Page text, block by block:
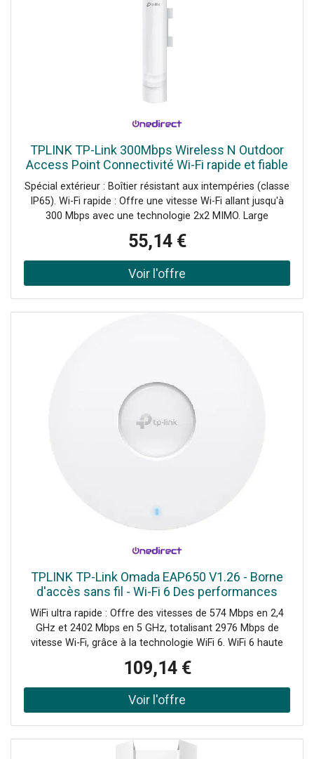
TPLINK TP-Link 300Mbps Wireless N Outdoor
Access Point Connectivité Wi-Fi rapide et fiable
en extérieur !
Spécial extérieur : Boîtier résistant aux intempéries (classe
IP65). Wi-Fi rapide : Offre une vitesse Wi-Fi allant jusqu'à
300 Mbps avec une technologie 2x2 MIMO. Large
puissance dédié et d'antennes professionnelles pour une
portée étendue. Demander un audit de connectivité !
55,14 €
TPLINK TP-Link Omada EAP650 V1.26 - Borne
d'accès sans fil - Wi-Fi 6 Des performances
exceptionnelles et une connectivité sans fil de
pointe.
WiFi ultra rapide : Offre des vitesses de 574 Mbps en 2,4
GHz et 2402 Mbps en 5 GHz, totalisant 2976 Mbps de
vitesse Wi-Fi, grâce à la technologie WiFi 6. WiFi 6 haute
connectés de profiter de vitesses plus rapides. Gestion
centralisée dans le cloud : La technologie Omada SDN
gère l'ensemble du réseau, que ce soit localement ou via
le cloud, grâce à une interface web conviviale ou
109,14 €